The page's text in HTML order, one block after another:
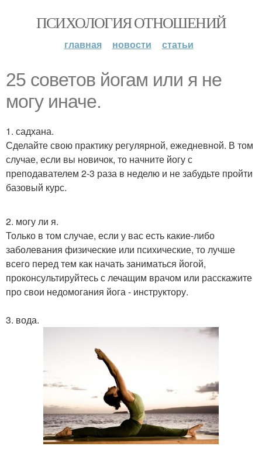
ПСИХОЛОГИЯ ОТНОШЕНИЙ
главная новости статьи
25 советов йогам или я не
могу иначе.
1. садхана.
Сделайте свою практику регулярной, ежедневной. В том
случае, если вы новичок, то начните йогу с
преподавателем 2-3 раза в неделю и не забудьте пройти
базовый курс.
2. могу ли я.
Только в том случае, если у вас есть какие-либо
заболевания физические или психические, то лучше
всего перед тем как начать заниматься йогой,
проконсультируйтесь с лечащим врачом или расскажите
про свои недомогания йога - инструктору.
3. вода.